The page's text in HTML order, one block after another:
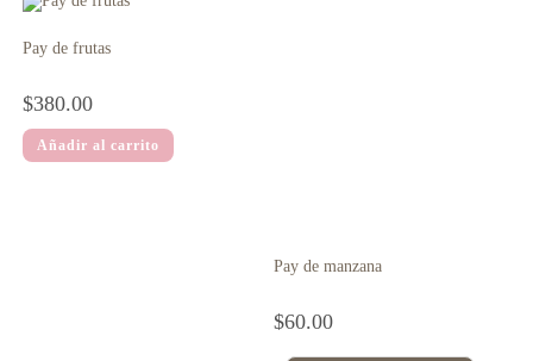
Pay de frutas
$380.00
Añadir al carrito
Pay de manzana
$60.00